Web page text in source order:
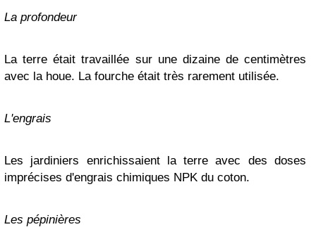
La profondeur
La terre était travaillée sur une dizaine de centimètres
avec la houe. La fourche était très rarement utilisée.
L'engrais
Les jardiniers enrichissaient la terre avec des doses
imprécises d'engrais chimiques NPK du coton.
Les pépinières